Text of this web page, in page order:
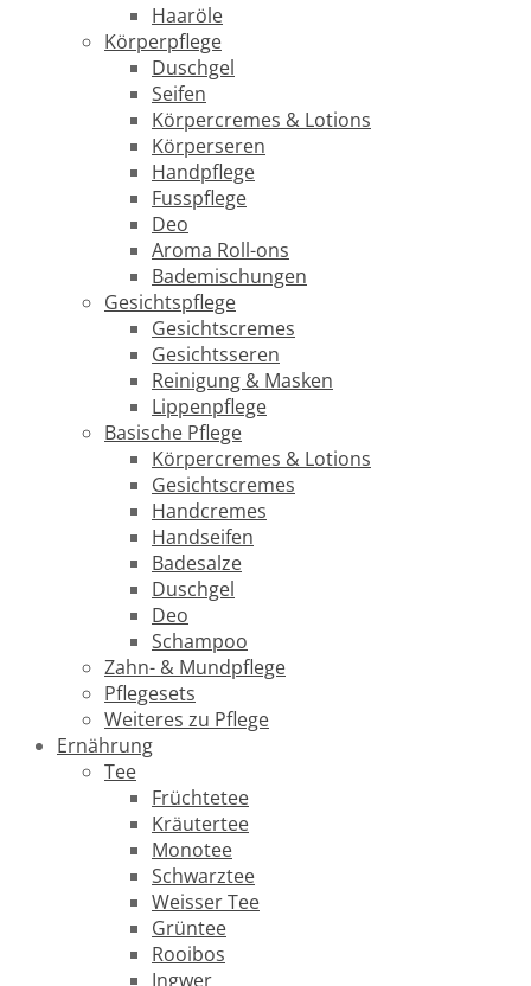
Haaröle
Körperpflege
Duschgel
Seifen
Körpercremes & Lotions
Körperseren
Handpflege
Fusspflege
Deo
Aroma Roll-ons
Bademischungen
Gesichtspflege
Gesichtscremes
Gesichtsseren
Reinigung & Masken
Lippenpflege
Basische Pflege
Körpercremes & Lotions
Gesichtscremes
Handcremes
Handseifen
Badesalze
Duschgel
Deo
Schampoo
Zahn- & Mundpflege
Pflegesets
Weiteres zu Pflege
Ernährung
Tee
Früchtetee
Kräutertee
Monotee
Schwarztee
Weisser Tee
Grüntee
Rooibos
Ingwer